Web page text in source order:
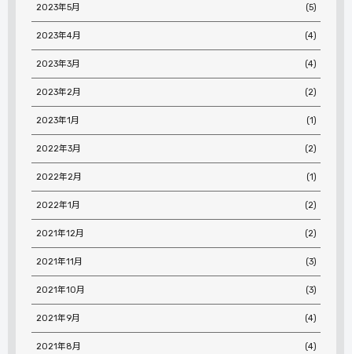
2023年5月 (5)
2023年4月 (4)
2023年3月 (4)
2023年2月 (2)
2023年1月 (1)
2022年3月 (2)
2022年2月 (1)
2022年1月 (2)
2021年12月 (2)
2021年11月 (3)
2021年10月 (3)
2021年9月 (4)
2021年8月 (4)